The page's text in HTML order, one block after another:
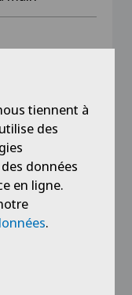
Université de
in
tiennent à
des
données
en ligne.
.